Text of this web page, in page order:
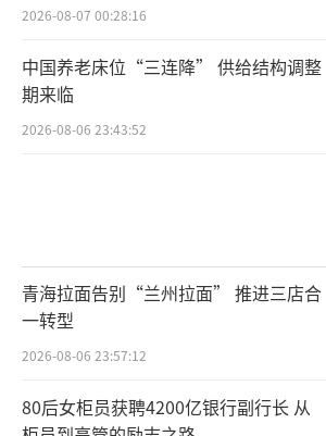
2026-08-07 00:28:16
中国养老床位“三连降” 供给结构调整
期来临
2026-08-06 23:43:52
青海拉面告别“兰州拉面” 推进三店合
一转型
2026-08-06 23:57:12
80后女柜员获聘4200亿银行副行长 从